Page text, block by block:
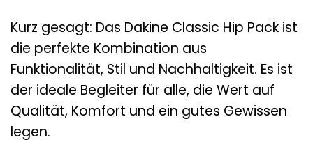
Kurz gesagt: Das Dakine Classic Hip Pack ist
die perfekte Kombination aus
Funktionalität, Stil und Nachhaltigkeit. Es ist
der ideale Begleiter für alle, die Wert auf
Qualität, Komfort und ein gutes Gewissen
legen.